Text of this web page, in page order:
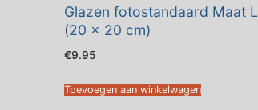
Glazen fotostandaard Maat L
(20 x 20 cm)
€9.95
Toevoegen aan winkelwagen